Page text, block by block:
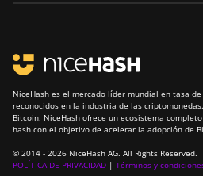
NiceHash es el mercado líder mundial en tasa
reconocidos en la industria de las
Bitcoin, NiceHash ofrece un ecosistema
hash con el objetivo de acelerar la adopción de
© 2014 - 2026 NiceHash AG. All Rights Reserved.
POLÍTICA DE PRIVACIDAD | Términos y